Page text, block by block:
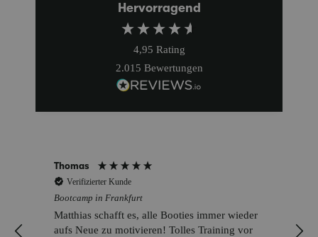
Hervorragend
4,95 Rating
2.015 Bewertungen
Thomas
Verifizierter Kunde
Bootcamp in Frankfurt
Matthias schafft es, alle Booties immer wieder
aufs Neue zu motivieren! Tolles Training vor